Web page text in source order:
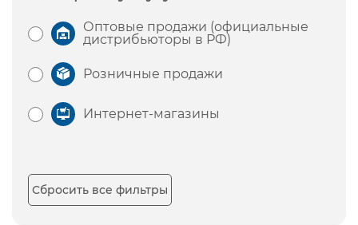
Оптовые продажи (официальные
дистрибьюторы в РФ)
Розничные продажи
Интернет-магазины
Сбросить все фильтры